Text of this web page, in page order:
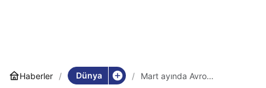
Haberler Dünya
Mart ayında Avro